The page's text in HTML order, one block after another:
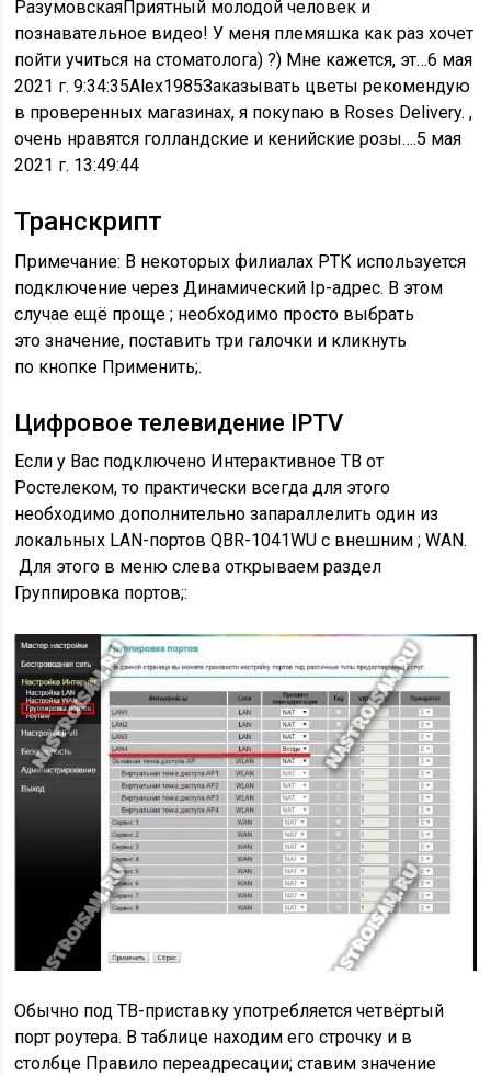
РазумовскаяПриятный молодой человек и
познавательное видео! У меня племяшка как раз хочет
пойти учиться на стоматолога) ?) Мне кажется, эт…6 мая
2021 г. 9:34:35Alex1985Заказывать цветы рекомендую
в проверенных магазинах, я покупаю в Roses Delivery. ,
очень нравятся голландские и кенийские розы….5 мая
2021 г. 13:49:44
Транскрипт
Примечание: В некоторых филиалах РТК используется
подключение через Динамический Ip-адрес. В этом
случае ещё проще ; необходимо просто выбрать
это значение, поставить три галочки и кликнуть
по кнопке Применить;.
Цифровое телевидение IPTV
Если у Вас подключено Интерактивное ТВ от
Ростелеком, то практически всегда для этого
необходимо дополнительно запараллелить один из
локальных LAN-портов QBR-1041WU с внешним ; WAN.
Для этого в меню слева открываем раздел
Группировка портов;:
Обычно под ТВ-приставку употребляется четвёртый
порт роутера. В таблице находим его строчку и в
столбце Правило переадресации; ставим значение